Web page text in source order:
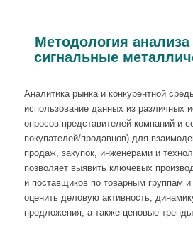
Методология
сигнальные
Аналитика рынка и конкурентной
использование данных из различных
опросов представителей компаний и
покупателей/продавцов) для
продаж, закупок, инженерами и
позволяет выявить ключевых
и поставщиков по товарным группам
оценить деловую активность,
предложения, а также ценовые